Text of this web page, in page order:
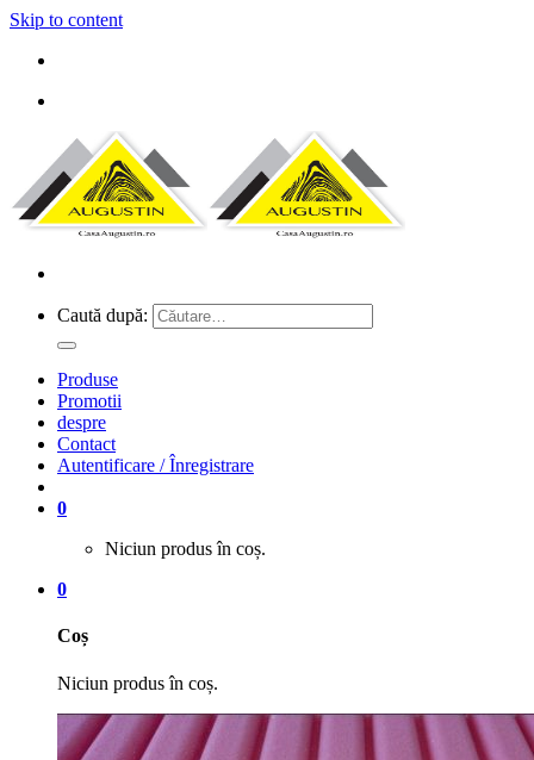
Skip to content
Caută după:
Produse
Promotii
despre
Contact
Autentificare / Înregistrare
0
Niciun produs în coș.
0
Coș
Niciun produs în coș.